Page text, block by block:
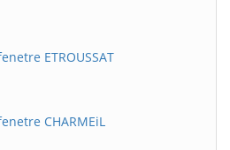
ETROUSSAT
CHARMEiL